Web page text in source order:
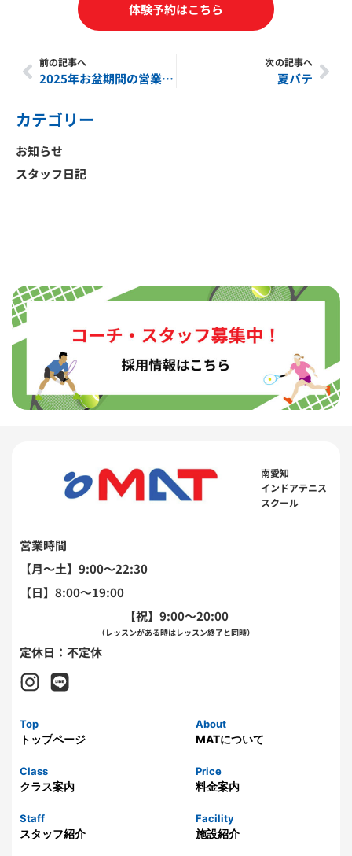
体験予約はこちら
Prev
前の記事へ
2025年お盆期間の営業案内
次の記事へ
夏バテ
カテゴリー
お知らせ
スタッフ日記
南愛知
インドアテニス
スクール
営業時間
【月〜土】9:00～22:30
【日】8:00～19:00
【祝】9:00～20:00
（レッスンがある時はレッスン終了と同時）
定休日：不定休
Top
トップページ
About
MATについて
Class
クラス案内
Price
料金案内
Staff
スタッフ紹介
Facility
施設紹介